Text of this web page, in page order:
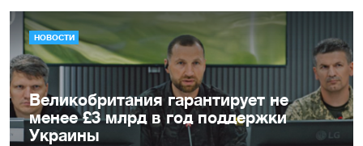
НОВОСТИ
Великобритания гарантирует не
менее £3 млрд в год поддержки
Украины